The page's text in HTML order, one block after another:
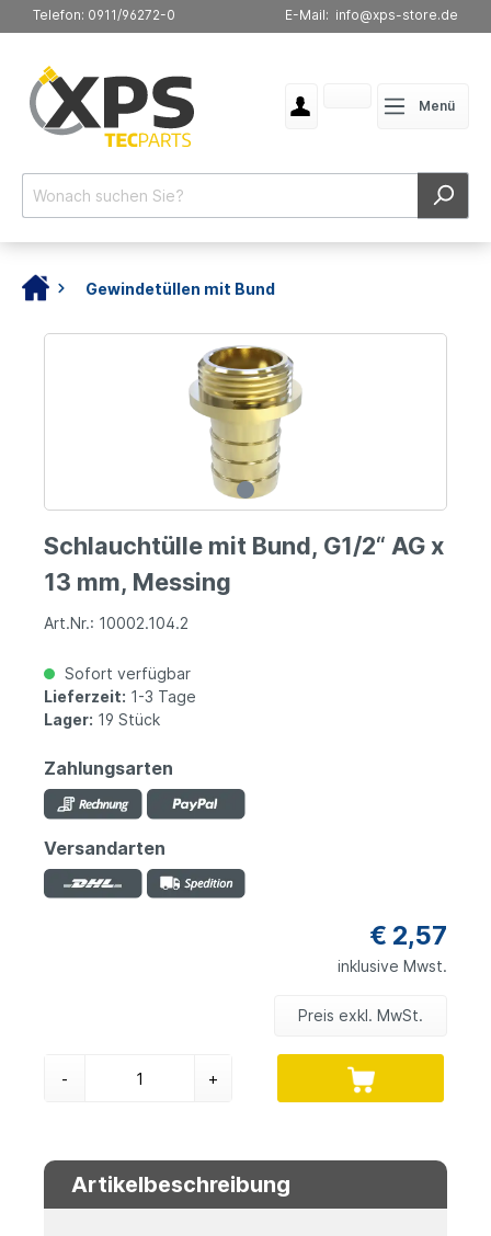
Telefon: 0911/96272-0 E-Mail: info@xps-store.de
Menü
Gewindetüllen mit Bund
Schlauchtülle mit Bund, G1/2“ AG x
13 mm, Messing
Art.Nr.: 10002.104.2
Sofort verfügbar
Lieferzeit: 1-3 Tage
Lager: 19 Stück
Zahlungsarten
Versandarten
€ 2,57
inklusive Mwst.
Preis exkl. MwSt.
- +
Artikelbeschreibung